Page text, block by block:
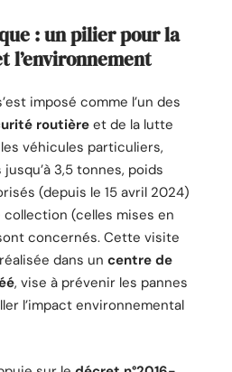
: un pilier pour la
l’environnement
imposé comme l’un des
routière et de la lutte
véhicules particuliers,
3,5 tonnes, poids
(depuis le 15 avril 2024)
(celles mises en
concernés. Cette visite
dans un centre de
, vise à prévenir les pannes
l’impact environnemental